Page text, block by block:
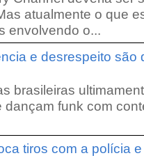
atualmente o que
envolvendo o...
e desrespeito são
brasileiras
dançam funk com
tiros com a polícia